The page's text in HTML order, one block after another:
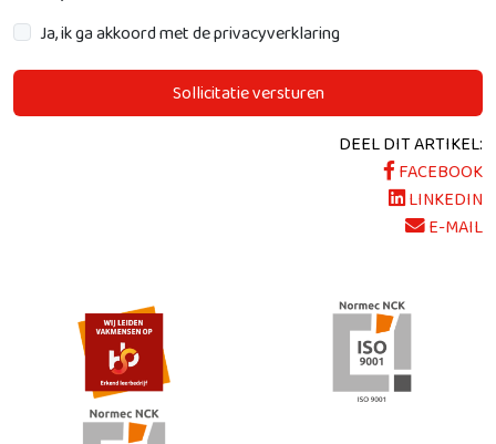
Ja, ik ga akkoord met de privacyverklaring
Sollicitatie versturen
DEEL DIT ARTIKEL:
FACEBOOK
LINKEDIN
E-MAIL